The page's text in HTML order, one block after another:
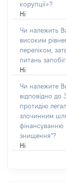
корупції»?
Ні
Чи належить
високим
переліком,
питань
Ні
Чи належите
відповідно до
протидію
злочинним
фінансуванню
знищення"?
Ні